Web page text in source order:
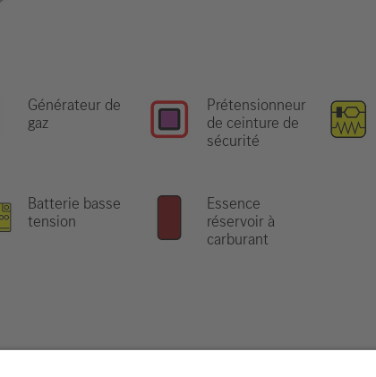
Générateur de
gaz
Prétensionneur
de ceinture de
sécurité
Batterie basse
tension
Essence
réservoir à
carburant